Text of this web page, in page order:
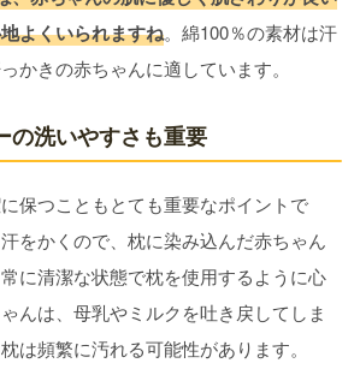
よくいられますね。綿100％の素材は汗
かきの赤ちゃんに適しています。
の洗いやすさも重要
保つこともとても重要なポイントで
をかくので、枕に染み込んだ赤ちゃん
に清潔な状態で枕を使用するように心
んは、母乳やミルクを吐き戻してしま
は頻繁に汚れる可能性があります。